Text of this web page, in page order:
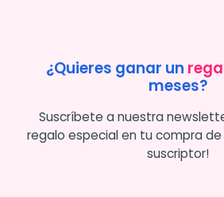
¿Quieres ganar un
meses?
Suscríbete a nuestra
regalo especial en tu compra
suscriptor!